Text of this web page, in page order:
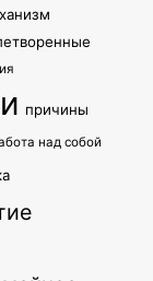
причины
над собой